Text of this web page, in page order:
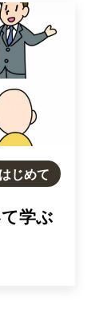
はじめて
学ぶ